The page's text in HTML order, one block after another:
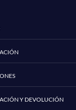
Y DEVOLUCIÓN